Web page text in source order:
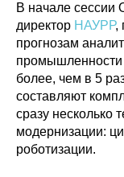
В начале сессии
директор НАУРР,
прогнозам
промышленности
более, чем в 5
составляют
сразу несколько
модернизации:
роботизации.